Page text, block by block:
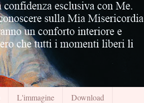
L'immagine Download